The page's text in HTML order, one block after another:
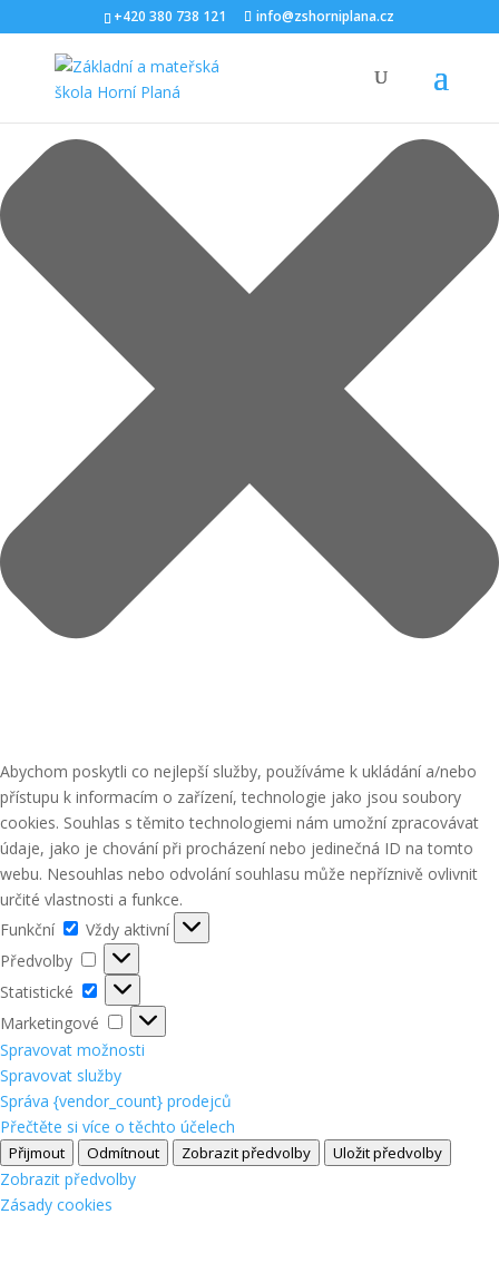
Spravovat Souhlas s cookies
Abychom poskytli co nejlepší služby, používáme k ukládání a/nebo
přístupu k informacím o zařízení, technologie jako jsou soubory
cookies. Souhlas s těmito technologiemi nám umožní zpracovávat
údaje, jako je chování při procházení nebo jedinečná ID na tomto
webu. Nesouhlas nebo odvolání souhlasu může nepříznivě ovlivnit
určité vlastnosti a funkce.
Funkční
Funkční
Vždy aktivní
Předvolby
Předvolby
Statistické
Statistické
Marketingové
Marketingové
Spravovat možnosti
Spravovat služby
Správa {vendor_count} prodejců
Přečtěte si více o těchto účelech
Přijmout Odmítnout Zobrazit předvolby Uložit předvolby
Zobrazit předvolby
Zásady cookies
+420 380 738 121 info@zshorniplana.cz